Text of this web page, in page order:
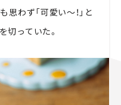
わず「可愛い～！」と
切っていた。